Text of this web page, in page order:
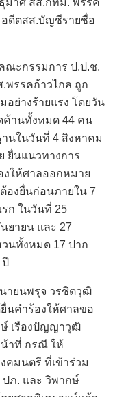
มาศ สส.กทม. พรรค
ดีตสส.บัญชีรายชื่อ
ณะกรรมการ ป.ป.ช.
พรรคก้าวไกล ถูก
อย่างร้ายแรง โดยวัน
ค้านทั้งหมด 44 คน
นในวันที่ 4 สิงหาคม
ยื่นแนวทางการ
ให้ศาลออกหมาย
องยื่นก่อนภายใน 7
ก ในวันที่ 25
ยายน และ 27
วนทั้งหมด 17 ปาก
ายนพรุจ วรชิตวุฒิ
นคำร้องให้ศาลขอ
เรืองปัญญาวุฒิ
าที่ กรณี ให้
มนตรี ที่เข้าร่วม
ภ. และ วิพากษ์